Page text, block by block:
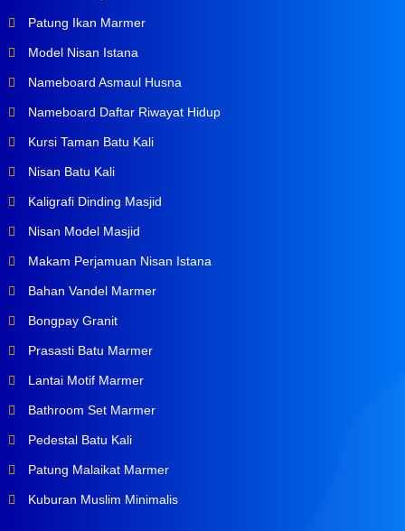
Patung Ikan Marmer
Model Nisan Istana
Nameboard Asmaul Husna
Nameboard Daftar Riwayat Hidup
Kursi Taman Batu Kali
Nisan Batu Kali
Kaligrafi Dinding Masjid
Nisan Model Masjid
Makam Perjamuan Nisan Istana
Bahan Vandel Marmer
Bongpay Granit
Prasasti Batu Marmer
Lantai Motif Marmer
Bathroom Set Marmer
Pedestal Batu Kali
Patung Malaikat Marmer
Kuburan Muslim Minimalis